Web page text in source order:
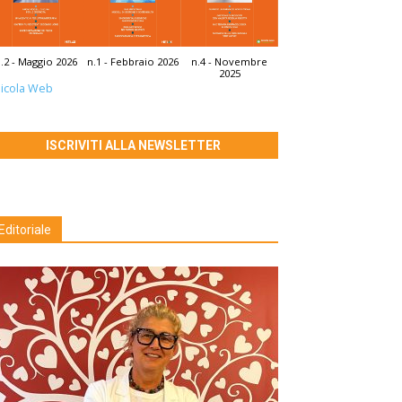
- Maggio 2026 n.1 - Febbraio 2026
n.4 - Novembre
2025
Web
ISCRIVITI ALLA NEWSLETTER